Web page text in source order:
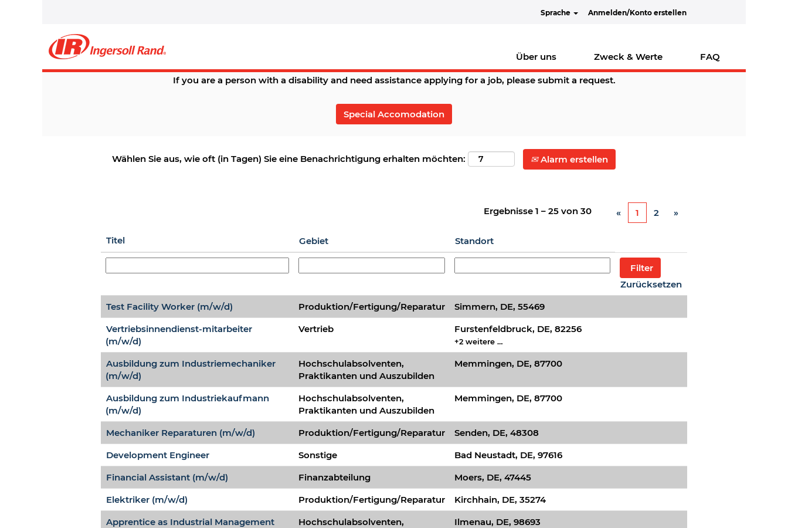
Sprache Anmelden/Konto erstellen
Über uns Zweck & Werte FAQ
If you are a person with a disability and need assistance applying for a job, please submit a request.
Special Accomodation
Wählen Sie aus, wie oft (in Tagen) Sie eine Benachrichtigung erhalten möchten: Alarm erstellen
Ergebnisse 1 – 25 von 30 « 1 2 »
Titel Gebiet Standort
Zurücksetzen
Test Facility Worker (m/w/d)
Produktion/Fertigung/Reparatur
Simmern, DE, 55469
Vertriebsinnendienst-mitarbeiter
(m/w/d)
Vertrieb Furstenfeldbruck, DE, 82256
+2 weitere …
Ausbildung zum Industriemechaniker
(m/w/d)
Hochschulabsolventen,
Praktikanten und Auszubilden
Memmingen, DE, 87700
Ausbildung zum Industriekaufmann
(m/w/d)
Hochschulabsolventen,
Praktikanten und Auszubilden
Memmingen, DE, 87700
Mechaniker Reparaturen (m/w/d) Produktion/Fertigung/Reparatur
Senden, DE, 48308
Development Engineer
Sonstige
Bad Neustadt, DE, 97616
Financial Assistant (m/w/d)
Finanzabteilung
Moers, DE, 47445
Elektriker (m/w/d)
Produktion/Fertigung/Reparatur
Kirchhain, DE, 35274
Apprentice as Industrial Management
Hochschulabsolventen,
Ilmenau, DE, 98693